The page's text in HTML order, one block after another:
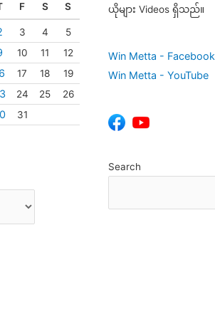
F S S
3 4
5
10 11
12
17 18
19
24 25
26
31
ယိုများ Videos ရှိသည်။
Win Metta - Facebook
Win Metta - YouTube
Search